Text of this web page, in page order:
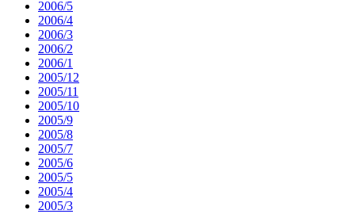
2006/5
2006/4
2006/3
2006/2
2006/1
2005/12
2005/11
2005/10
2005/9
2005/8
2005/7
2005/6
2005/5
2005/4
2005/3